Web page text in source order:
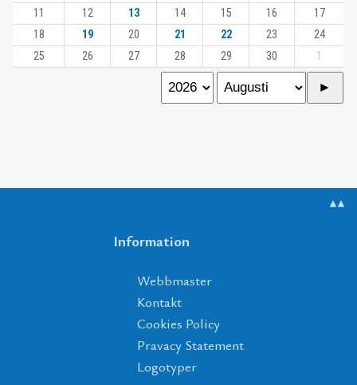
11
12 13 14 15 16
17
18
19 20 21 22 23
24
25
26 27 28 29 30 1
▲▲
Information
Webbmaster
Kontakt
Cookies Policy
Pravacy Statement
Logotyper